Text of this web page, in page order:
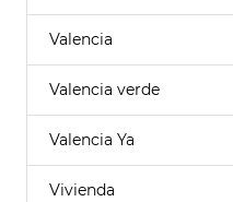
Valencia
Valencia verde
Valencia Ya
Vivienda